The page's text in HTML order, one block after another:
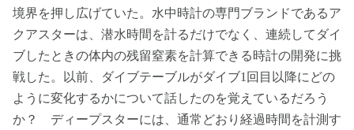
境界を押し広げていた。水中時計の専門ブランドであるア
クアスターは、潜水時間を計るだけでなく、連続してダイ
ブしたときの体内の残留窒素を計算できる時計の開発に挑
戦した。以前、ダイブテーブルがダイブ1回目以降にどの
ように変化するかについて話したのを覚えているだろう
か？ ディープスターには、通常どおり経過時間を計測す